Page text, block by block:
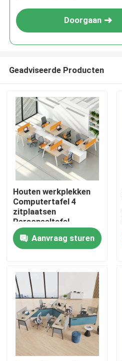
Thuis
Producten
Over ons
Fabriekstocht
Doorgaan
Geadviseerde Producten
Houten werkplekken
Computertafel 4
zitplaatsen
Personeeltafel
kantoorruimtes
Gezoniseerde
werkplekken
Aanvraag sturen